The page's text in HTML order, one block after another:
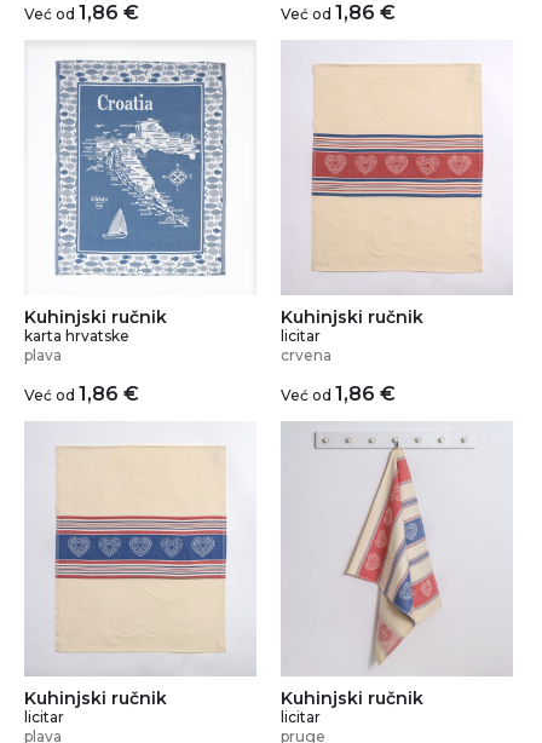
Već od 1,86 € Već od 1,86 €
Kuhinjski ručnik
karta hrvatske
plava
Već od 1,86 €
Kuhinjski ručnik
licitar
crvena
Već od 1,86 €
Kuhinjski ručnik
licitar
plava
Kuhinjski ručnik
licitar
pruge